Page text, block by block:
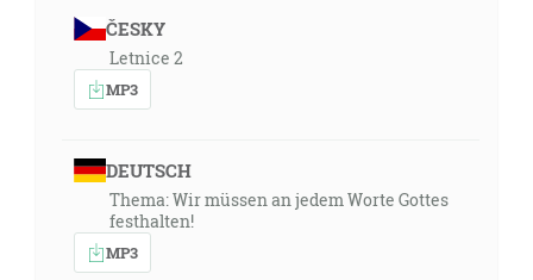
ČESKY
Letnice 2
MP3
DEUTSCH
Thema: Wir müssen an jedem Worte Gottes
festhalten!
MP3